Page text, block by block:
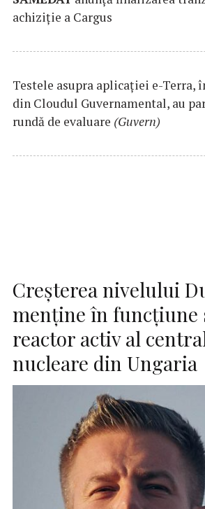
achiziție a Cargus
Testele asupra aplicaţiei e-Terra,
din Cloudul Guvernamental, au
rundă de evaluare (Guvern)
Creşterea nivelului
menţine în
reactor activ al
nucleare din Ungaria